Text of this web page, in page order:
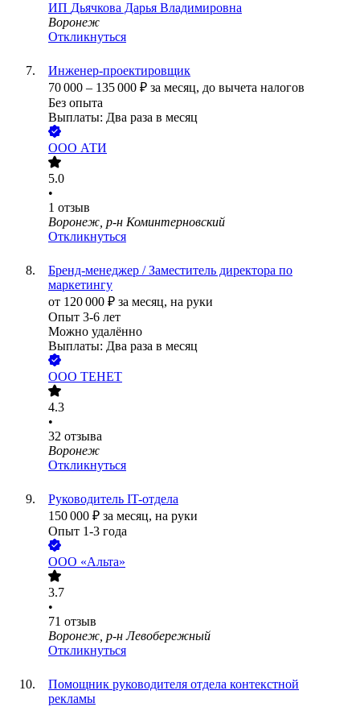
ИП Дьячкова Дарья Владимировна
Воронеж
Откликнуться
Инженер-проектировщик
70 000 – 135 000 ₽ за месяц, до вычета налогов
Без опыта
Выплаты: Два раза в месяц
ООО АТИ
5.0
•
1 отзыв
Воронеж, р-н Коминтерновский
Откликнуться
Бренд-менеджер / Заместитель директора по
маркетингу
от 120 000 ₽ за месяц, на руки
Опыт 3-6 лет
Можно удалённо
Выплаты: Два раза в месяц
ООО ТЕНЕТ
4.3
•
32 отзыва
Воронеж
Откликнуться
Руководитель IT-отдела
150 000 ₽ за месяц, на руки
Опыт 1-3 года
ООО «Альта»
3.7
•
71 отзыв
Воронеж, р-н Левобережный
Откликнуться
Помощник руководителя отдела контекстной
рекламы